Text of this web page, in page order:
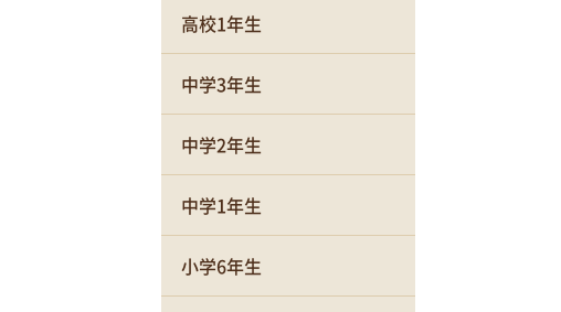
高校1年生
中学3年生
中学2年生
中学1年生
小学6年生